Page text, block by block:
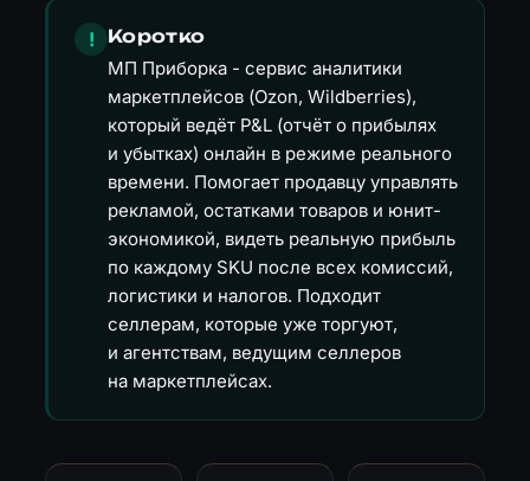
!
Коротко
МП Приборка - сервис аналитики
маркетплейсов (Ozon, Wildberries),
который ведёт P&L (отчёт о прибылях
и убытках) онлайн в режиме реального
времени. Помогает продавцу управлять
рекламой, остатками товаров и юнит-
экономикой, видеть реальную прибыль
по каждому SKU после всех комиссий,
логистики и налогов. Подходит
селлерам, которые уже торгуют,
и агентствам, ведущим селлеров
на маркетплейсах.